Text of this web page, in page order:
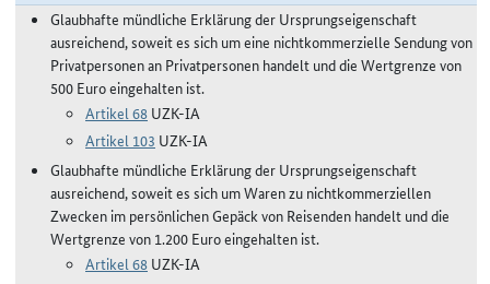
Glaubhafte mündliche Erklärung der Ursprungseigenschaft
ausreichend, soweit es sich um eine nichtkommerzielle Sendung von
Privatpersonen an Privatpersonen handelt und die Wertgrenze von
500 Euro eingehalten ist.
Artikel 68 UZK-IA
Artikel 103 UZK-IA
Glaubhafte mündliche Erklärung der Ursprungseigenschaft
ausreichend, soweit es sich um Waren zu nichtkommerziellen
Zwecken im persönlichen Gepäck von Reisenden handelt und die
Wertgrenze von 1.200 Euro eingehalten ist.
Artikel 68 UZK-IA